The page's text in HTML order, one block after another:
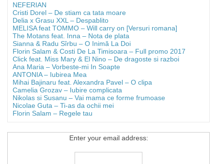
NEFERIAN
Cristi Dorel – De stiam ca tata moare
Delia x Grasu XXL – Despablito
MELISA feat TOMMO – Will carry on [Versuri romana]
The Motans feat. Inna – Nota de plata
Sianna & Radu Sîrbu – O Inimă La Doi
Florin Salam & Costi De La Timisoara – Full promo 2017
Click feat. Miss Mary & El Nino – De dragoste si razboi
Ana Maria – Vorbeste-mi In Soapte
ANTONIA – Iubirea Mea
Mihai Bajinaru feat. Alexandra Pavel – O clipa
Camelia Grozav – Iubire complicata
Nikolas si Susanu – Vai mama ce forme frumoase
Nicolae Guta – Ti-as da ochii mei
Florin Salam – Regele tau
Enter your email address: